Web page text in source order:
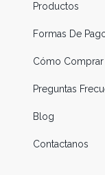
Productos
Formas De
Cómo Comprar
Preguntas
Blog
Contactanos